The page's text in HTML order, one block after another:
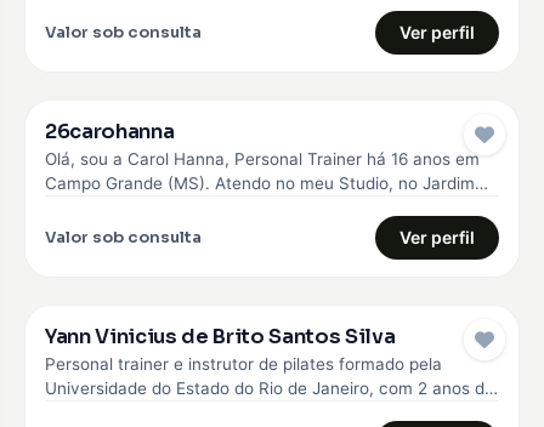
Valor sob consulta Ver perfil
26carohanna
Olá, sou a Carol Hanna, Personal Trainer há 16 anos em
Campo Grande (MS). Atendo no meu Studio, no Jardim…
Valor sob consulta Ver perfil
Yann Vinicius de Brito Santos Silva
Personal trainer e instrutor de pilates formado pela
Universidade do Estado do Rio de Janeiro, com 2 anos de